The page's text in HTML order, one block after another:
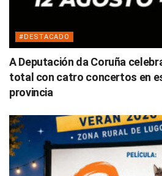
#DESTACADO
A Deputación da Coruña
total con catro concertos en
provincia